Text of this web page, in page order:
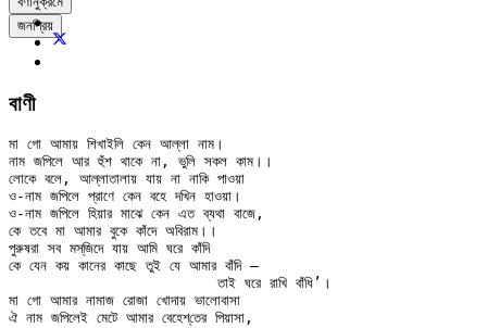
জনপ্রিয়
বাণী
মা গো আমায় শিখাইলি কেন আল্লা নাম।
নাম জপিলে আর হুঁশ থাকে না, ভুলি সকল কাম।।
লোকে বলে, আল্লাতালায় যায় না নাকি পাওয়া
ও-নাম জপিলে প্রাণে কেন বহে দখিন হাওয়া।
ও-নাম জপিলে হিয়ার মাঝে কেন এত ব্যথা বাজে,
কে তবে মা আমার বুকে কাঁদে অবিরাম।।
পুরুষরা সব মস্‌জিদে যায় আমি ঘরে কাঁদি
কে যেন কয় কানের কাছে তুই যে আমার বাঁদি —
			তাই ঘরে রাখি বাঁধি’।
মা গো আমার নামাজ রোজা খোদায় ভালোবাসা
ঐ নাম জপিলেই মেটে আমার বেহেশ্‌তের পিয়াসা,